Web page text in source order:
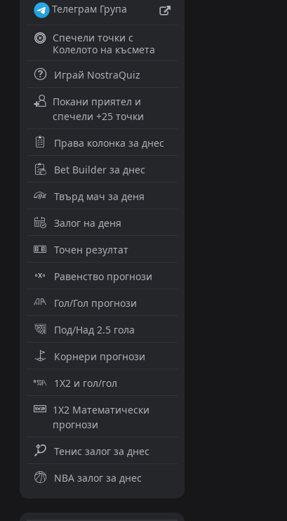
Телеграм Група
Спечели точки с
Колелото на късмета
Играй NostraQuiz
Покани приятел и
спечели +25 точки
Права колонка за днес
Bet Builder за днес
Твърд мач за деня
Залог на деня
Точен резултат
Равенство прогнози
Гол/Гол прогнози
Под/Над 2.5 гола
Корнери прогнози
1X2 и гол/гол
1X2 Математически
прогнози
Тенис залог за днес
NBA залог за днес